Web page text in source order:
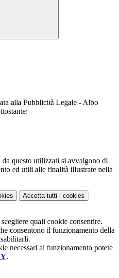
alla Pubblicità Legale - Albo
questo utilizzati si avvalgono di
ed utili alle finalità illustrate nella
Accetta tutti i cookies
quali cookie consentire.
consentono il funzionamento della
necessari al funzionamento potete
.